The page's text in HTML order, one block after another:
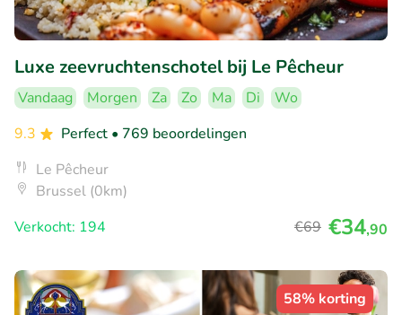
Luxe zeevruchtenschotel bij Le Pêcheur
Vandaag Morgen Za Zo Ma Di
Wo
9.3
Perfect • 769 beoordelingen
Le Pêcheur
Brussel (0km)
Verkocht: 194
€69 €34,90
58% korting